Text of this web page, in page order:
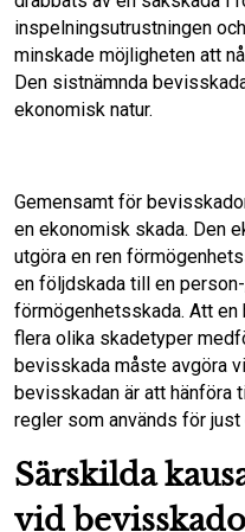
inspelningsutrustningen
minskade möjligheten att
Den sistnämnda
ekonomisk natur.
Gemensamt för
en ekonomisk skada. Den
utgöra en ren
en följdskada till en
förmögenhetsskada. Att
flera olika skadetyper
bevisskada måste avgöra
bevisskadan är att hänföra
regler som används för
Särskilda
vid